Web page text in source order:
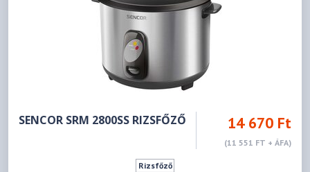
SENCOR SRM 2800SS RIZSFŐZŐ 14 670 Ft
(11 551 FT + ÁFA)
Rizsfőző